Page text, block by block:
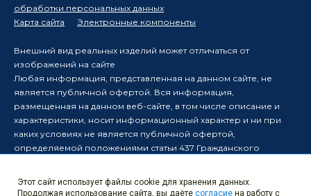
обработки персональных данных
Карта сайта
Электронные компоненты
Внешний вид реальных изделий может отличаться от
изображений на сайте
Любая информация, представленная на данном сайте, не
является публичной офертой. Вся информация,
размещенная на данном веб-сайте, в том числе описание и
характеристики, носит информационный характер и ни при
каких условиях не является публичной офертой,
определяемой положениями статьи 437 Гражданского
Производитель оставляет за собой право в одностороннем
порядке вносить изменения в информацию, размещенную на
Этот сайт использует файлы cookie для хранения данных.
Продолжая использование сайта, вы даёте согласие на работу с